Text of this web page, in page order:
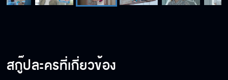
สกู๊ปละครที่เกี่ยวข้อง